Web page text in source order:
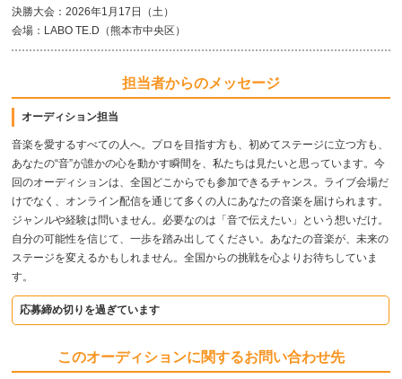
決勝大会：2026年1月17日（土）
会場：LABO TE.D（熊本市中央区）
担当者からのメッセージ
オーディション担当
音楽を愛するすべての人へ。プロを目指す方も、初めてステージに立つ方も、
あなたの“音”が誰かの心を動かす瞬間を、私たちは見たいと思っています。今
回のオーディションは、全国どこからでも参加できるチャンス。ライブ会場だ
けでなく、オンライン配信を通じて多くの人にあなたの音楽を届けられます。
ジャンルや経験は問いません。必要なのは「音で伝えたい」という想いだけ。
自分の可能性を信じて、一歩を踏み出してください。あなたの音楽が、未来の
ステージを変えるかもしれません。全国からの挑戦を心よりお待ちしていま
す。
応募締め切りを過ぎています
このオーディションに関するお問い合わせ先